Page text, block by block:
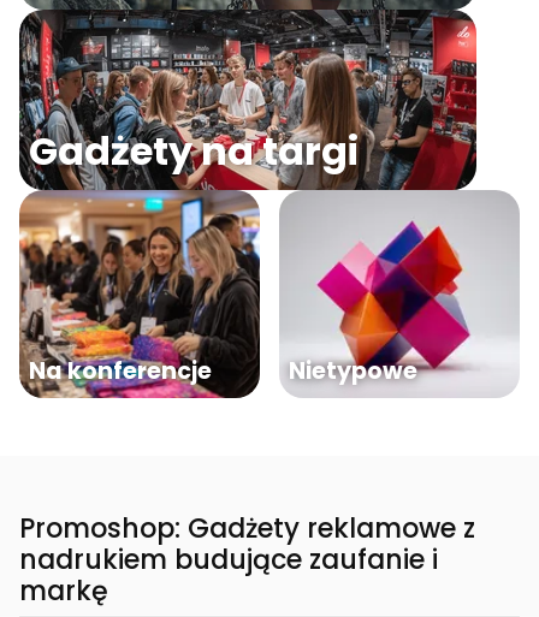
Gadżety na targi
Na konferencje Nietypowe
Promoshop: Gadżety reklamowe z
nadrukiem budujące zaufanie i
markę